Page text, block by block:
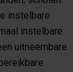
instelbare
instelbare
uitneembare